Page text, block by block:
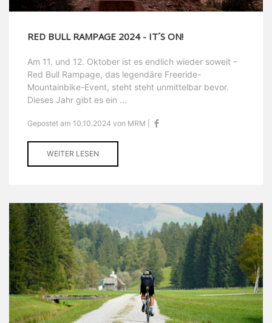
RED BULL RAMPAGE 2024 - IT´S ON!
Am 11. und 12. Oktober ist es endlich wieder soweit –
Red Bull Rampage, das legendäre Freeride-
Mountainbike-Event, steht steht unmittelbar bevor.
Dieses Jahr gibt es ein ...
Gepostet am 10.10.2024 von MRM |
WEITER LESEN